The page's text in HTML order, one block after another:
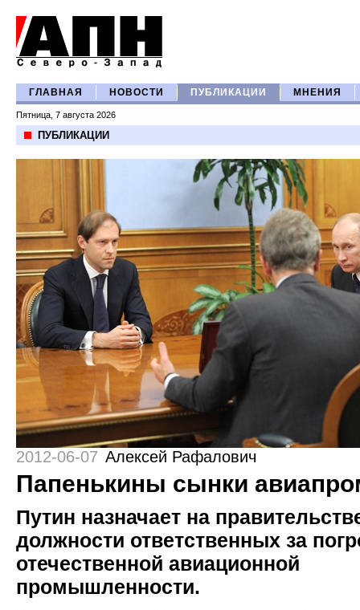
ГЛАВНАЯ НОВОСТИ ПУБЛИКАЦИИ МНЕНИЯ
Пятница, 7 августа 2026
ПУБЛИКАЦИИ
2012-06-07 Алексей Рафалович
Папенькины сынки
Путин назначает на
должности ответственных за
отечественной авиационной
промышленности.